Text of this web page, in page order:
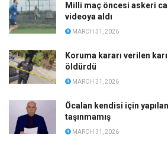
Milli maç öncesi askeri
videoya aldı
MARCH 31, 2026
Koruma kararı verilen
öldürdü
MARCH 31, 2026
Öcalan kendisi için
taşınmamış
MARCH 31, 2026